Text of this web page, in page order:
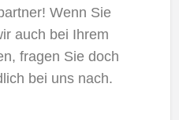
Wenn Sie
auch bei Ihrem
fragen Sie doch
bei uns nach.